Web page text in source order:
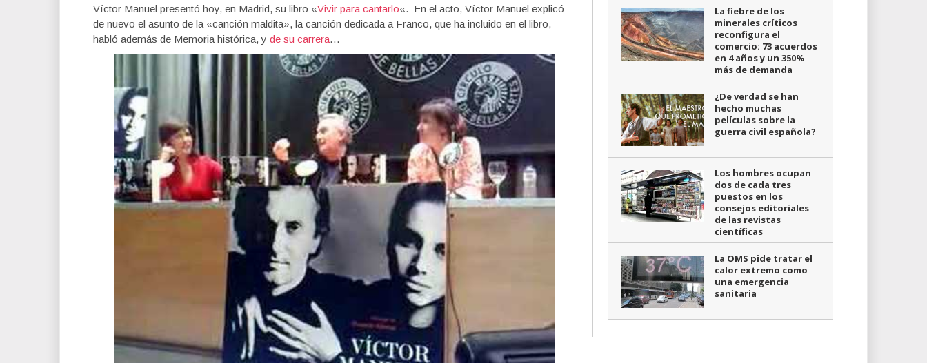
Víctor Manuel presentó hoy, en Madrid, su libro «Vivir para cantarlo«. En el acto, Víctor Manuel explicó
de nuevo el asunto de la «canción maldita», la canción dedicada a Franco, que ha incluido en el libro,
habló además de Memoria histórica, y de su carrera…
La fiebre de los
minerales críticos
reconfigura el
comercio: 73 acuerdos
en 4 años y un 350%
más de demanda
¿De verdad se han
hecho muchas
películas sobre la
guerra civil española?
Los hombres ocupan
dos de cada tres
puestos en los
consejos editoriales
de las revistas
científicas
La OMS pide tratar el
calor extremo como
una emergencia
sanitaria